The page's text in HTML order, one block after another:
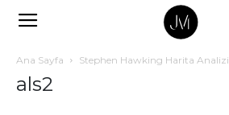
Ana Sayfa Stephen Hawking Harita Analizi
als2